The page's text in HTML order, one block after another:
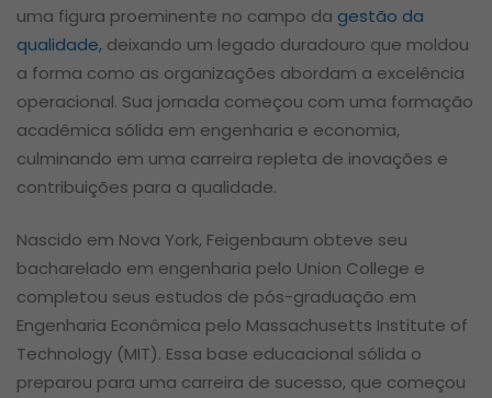
uma figura proeminente no campo da gestão da
qualidade, deixando um legado duradouro que moldou
a forma como as organizações abordam a excelência
operacional. Sua jornada começou com uma formação
acadêmica sólida em engenharia e economia,
culminando em uma carreira repleta de inovações e
contribuições para a qualidade.
Nascido em Nova York, Feigenbaum obteve seu
bacharelado em engenharia pelo Union College e
completou seus estudos de pós-graduação em
Engenharia Econômica pelo Massachusetts Institute of
Technology (MIT). Essa base educacional sólida o
preparou para uma carreira de sucesso, que começou